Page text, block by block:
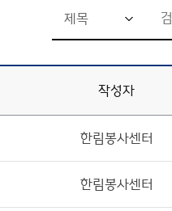
검
색
어
력
작성자
한림봉사센터
한림봉사센터